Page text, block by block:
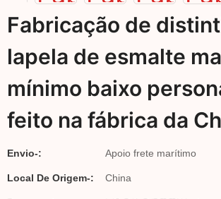
Fabricação de
lapela de esmalte
mínimo baixo
feito na fábrica da
Envio-: Apoio frete marítimo
Local De Origem-: China